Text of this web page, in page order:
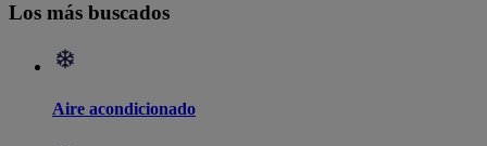
Los más buscados
Aire acondicionado